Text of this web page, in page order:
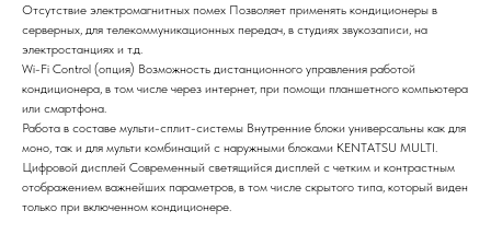
Отсутствие электромагнитных помех Позволяет применять кондиционеры в
серверных, для телекоммуникационных передач, в студиях звукозаписи, на
электростанциях и т.д.
Wi-Fi Control (опция) Возможность дистанционного управления работой
кондиционера, в том числе через интернет, при помощи планшетного компьютера
или смартфона.
Работа в составе мульти-сплит-системы Внутренние блоки универсальны как для
моно, так и для мульти комбинаций с наружными блоками KENTATSU MULTI.
Цифровой дисплей Современный светящийся дисплей с четким и контрастным
отображением важнейших параметров, в том числе скрытого типа, который виден
только при включенном кондиционере.